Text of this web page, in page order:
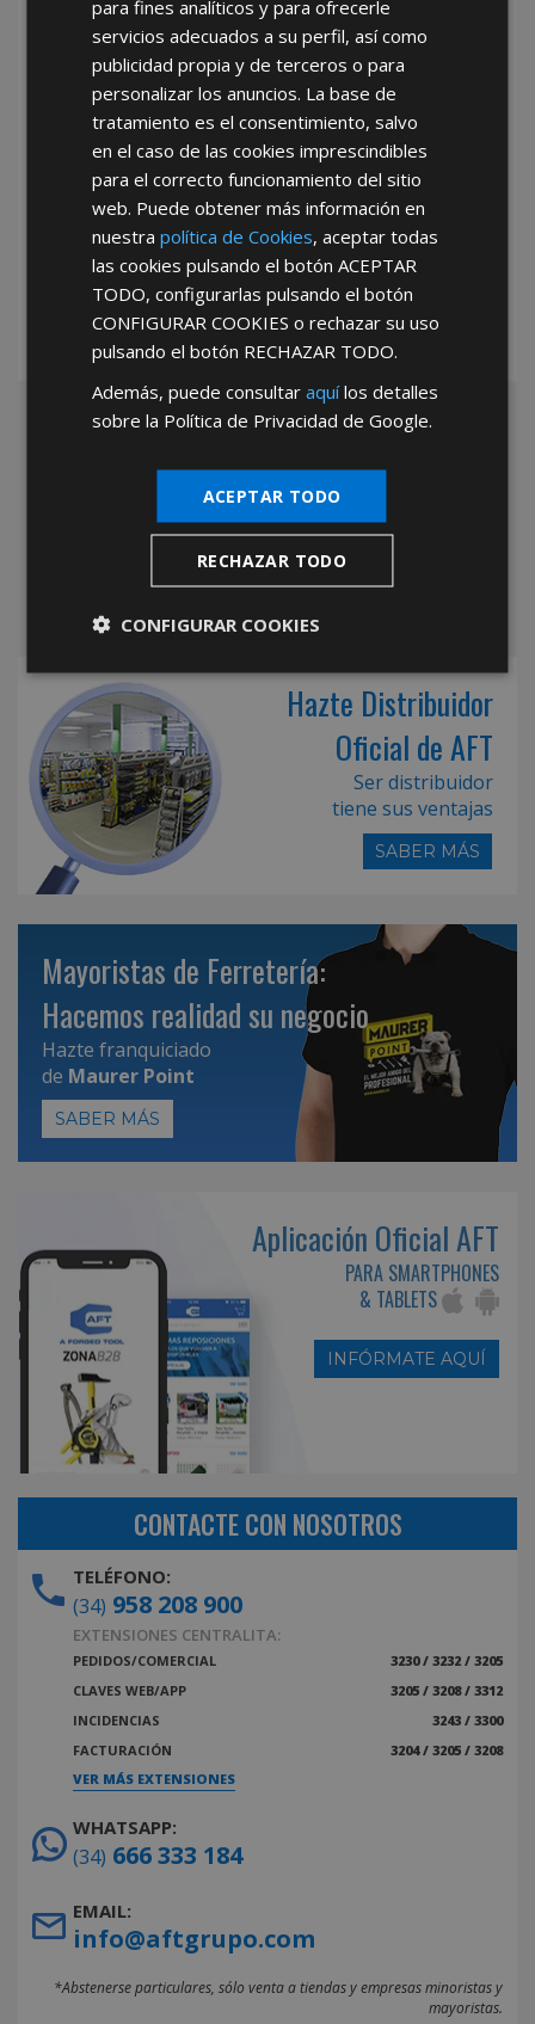
He leído y acepto laPolítica de Privacidad
*Abstenerse particulares, sólo venta a tiendas y empresas minoristas y
mayoristas.
Hazte Distribuidor
Oficial de AFT
Ser distribuidor
tiene sus ventajas
SABER MÁS
Mayoristas de Ferretería:
Hacemos realidad su negocio
Hazte franquiciado
de Maurer Point
SABER MÁS
Aplicación Oficial AFT
PARA SMARTPHONES
& TABLETS
INFÓRMATE AQUÍ
CONTACTE CON NOSOTROS
TELÉFONO:
(34) 958 208 900
EXTENSIONES CENTRALITA:
PEDIDOS/COMERCIAL
3230 / 3232 / 3205
CLAVES WEB/APP
3205 / 3208 / 3312
INCIDENCIAS
3243 / 3300
FACTURACIÓN
3204 / 3205 / 3208
VER MÁS EXTENSIONES
WHATSAPP:
(34) 666 333 184
EMAIL:
info@aftgrupo.com
*Abstenerse particulares, sólo venta a tiendas y empresas minoristas y
mayoristas.
para fines analíticos y para ofrecerle
servicios adecuados a su perfil, así como
publicidad propia y de terceros o para
personalizar los anuncios. La base de
tratamiento es el consentimiento, salvo
en el caso de las cookies imprescindibles
para el correcto funcionamiento del sitio
web. Puede obtener más información en
nuestrapolítica de Cookies, aceptar todas
las cookies pulsando el botónACEPTAR
TODO, configurarlas pulsando el botón
CONFIGURAR COOKIES o rechazar su uso
pulsando el botón RECHAZAR TODO.
Además, puede consultaraquílos detalles
sobre la Política de Privacidad de Google.
ACEPTAR TODO
RECHAZAR TODO
CONFIGURAR COOKIES